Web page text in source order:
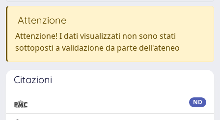
Attenzione
Attenzione! I dati visualizzati non sono stati
sottoposti a validazione da parte dell'ateneo
Citazioni
ND